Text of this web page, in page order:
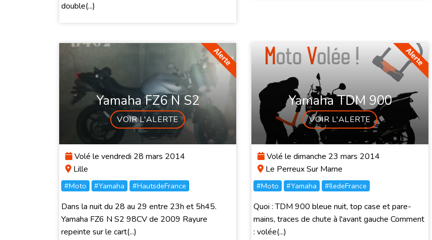
double(...)
Yamaha FZ6 N S2
VOIR L'ALERTE
Volé le vendredi 28 mars 2014
Lille
#Moto #Yamaha #HautsdeFrance
Dans la nuit du 28 au 29 entre 23h et 5h45.
Yamaha FZ6 N S2 98CV de 2009 Rayure
repeinte sur le cart(...)
Yamaha TDM 900
VOIR L'ALERTE
Volé le dimanche 23 mars 2014
Le Perreux Sur Marne
#Moto #Yamaha #IledeFrance
Quoi : TDM 900 bleue nuit, top case et pare-
mains, traces de chute à l'avant gauche Comment
: volée(...)